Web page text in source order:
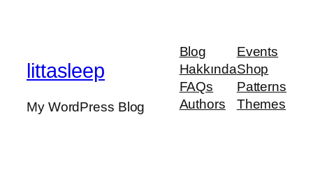
littasleep
My WordPress Blog
Blog
Hakkında
FAQs
Authors
Events
Shop
Patterns
Themes